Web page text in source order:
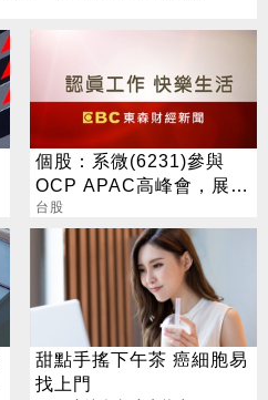
個股：系微(6231)參與
OCP APAC高峰會，展示
OpenBMC中AI機櫃遙測
與安全防護
台股
甜點手搖下午茶 癌細胞易
找上門